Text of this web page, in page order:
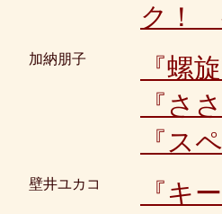
ク！
加納朋子
『螺
『さ
『ス
壁井ユカコ
『キ